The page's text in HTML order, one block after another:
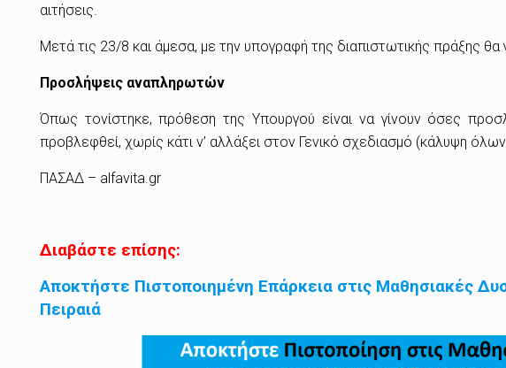
αιτήσεις.
Μετά τις 23/8 και άμεσα, με την υπογραφή της διαπιστωτικής πράξης θα
Προσλήψεις αναπληρωτών
Όπως τονίστηκε, πρόθεση της Υπουργού είναι να γίνουν όσες
προβλεφθεί, χωρίς κάτι ν’ αλλάξει στον Γενικό σχεδιασμό (κάλυψη
ΠΑΣΑΔ – alfavita.gr
Διαβάστε επίσης:
Αποκτήστε Πιστοποιημένη Επάρκεια στις Μαθησιακές
Πειραιά